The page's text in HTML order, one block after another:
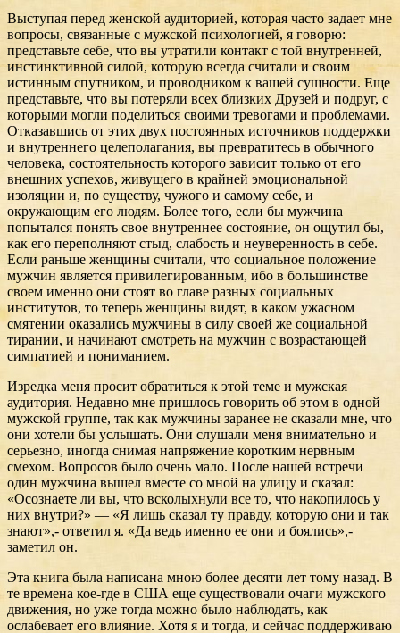
Выступая перед женской аудиторией, которая часто задает мне
вопросы, связанные с мужской психологией, я говорю:
представьте себе, что вы утратили контакт с той внутренней,
инстинктивной силой, которую всегда считали и своим
истинным спутником, и проводником к вашей сущности. Еще
представьте, что вы потеряли всех близких Друзей и подруг, с
которыми могли поделиться своими тревогами и проблемами.
Отказавшись от этих двух постоянных источников поддержки
и внутреннего целеполагания, вы превратитесь в обычного
человека, состоятельность которого зависит только от его
внешних успехов, живущего в крайней эмоциональной
изоляции и, по существу, чужого и самому себе, и
окружающим его людям. Более того, если бы мужчина
попытался понять свое внутреннее состояние, он ощутил бы,
как его переполняют стыд, слабость и неуверенность в себе.
Если раньше женщины считали, что социальное положение
мужчин является привилегированным, ибо в большинстве
своем именно они стоят во главе разных социальных
институтов, то теперь женщины видят, в каком ужасном
смятении оказались мужчины в силу своей же социальной
тирании, и начинают смотреть на мужчин с возрастающей
симпатией и пониманием.
Изредка меня просит обратиться к этой теме и мужская
аудитория. Недавно мне пришлось говорить об этом в одной
мужской группе, так как мужчины заранее не сказали мне, что
они хотели бы услышать. Они слушали меня внимательно и
серьезно, иногда снимая напряжение коротким нервным
смехом. Вопросов было очень мало. После нашей встречи
один мужчина вышел вместе со мной на улицу и сказал:
«Осознаете ли вы, что всколыхнули все то, что накопилось у
них внутри?» — «Я лишь сказал ту правду, которую они и так
знают»,- ответил я. «Да ведь именно ее они и боялись»,-
заметил он.
Эта книга была написана мною более десяти лет тому назад. В
те времена кое-где в США еще существовали очаги мужского
движения, но уже тогда можно было наблюдать, как
ослабевает его влияние. Хотя я и тогда, и сейчас поддерживаю